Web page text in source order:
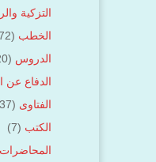
التزكية
الخطب (372)
الدروس (20)
الدفاع عن
الفتاوى (37)
الكتب (7)
المحاضرات